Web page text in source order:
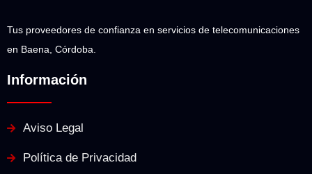
Tus proveedores de confianza en servicios de telecomunicaciones
en Baena, Córdoba.
Información
Aviso Legal
Política de Privacidad